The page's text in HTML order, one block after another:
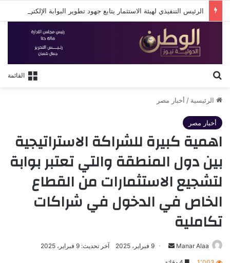
القائمة
الرئيسية / أخبار مصر
أخبار مصر
اهمية كبيرة للشراكة الاستراتيجية
بين دول المنطقة والتي تعتبر بوابة
لتشجيع الاستثمارات من القطاع
الخاص في الدخول في شراكات
تكاملية
Manar Alaa
أرسل 9 فبراير، 2025 آخر تحديث: 9 فبراير، 2025